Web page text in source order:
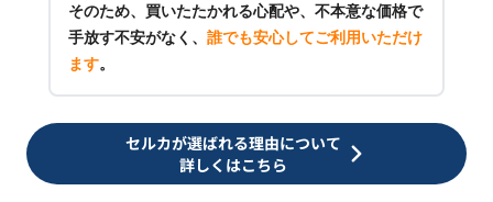
そのため、買いたたかれる心配や、不本意な価格で
手放す不安がなく、 誰でも安心してご利用いただけ
ます。
セルカが選ばれる理由について
詳しくはこちら